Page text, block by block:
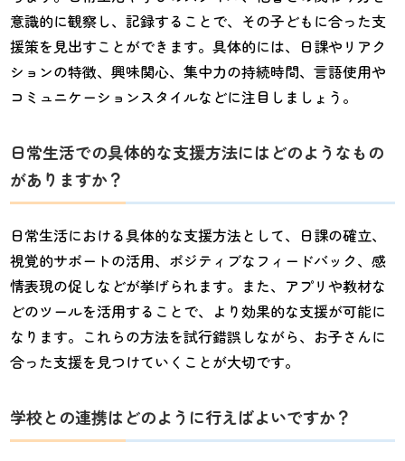
意識的に観察し、記録することで、その子どもに合った支
援策を見出すことができます。具体的には、日課やリアク
ションの特徴、興味関心、集中力の持続時間、言語使用や
コミュニケーションスタイルなどに注目しましょう。
日常生活での具体的な支援方法にはどのようなもの
がありますか？
日常生活における具体的な支援方法として、日課の確立、
視覚的サポートの活用、ポジティブなフィードバック、感
情表現の促しなどが挙げられます。また、アプリや教材な
どのツールを活用することで、より効果的な支援が可能に
なります。これらの方法を試行錯誤しながら、お子さんに
合った支援を見つけていくことが大切です。
学校との連携はどのように行えばよいですか？